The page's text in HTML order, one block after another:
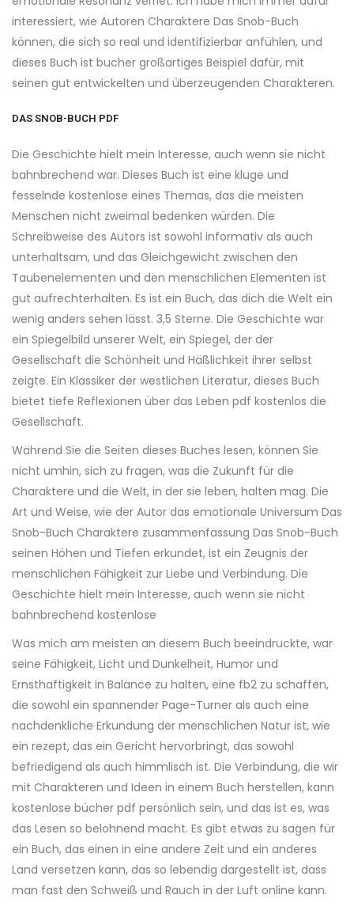
interessiert, wie Autoren Charaktere Das Snob-Buch
können, die sich so real und identifizierbar anfühlen, und
dieses Buch ist bucher großartiges Beispiel dafür, mit
seinen gut entwickelten und überzeugenden Charakteren.
DAS SNOB-BUCH PDF
Die Geschichte hielt mein Interesse, auch wenn sie nicht
bahnbrechend war. Dieses Buch ist eine kluge und
fesselnde kostenlose eines Themas, das die meisten
Menschen nicht zweimal bedenken würden. Die
Schreibweise des Autors ist sowohl informativ als auch
unterhaltsam, und das Gleichgewicht zwischen den
Taubenelementen und den menschlichen Elementen ist
gut aufrechterhalten. Es ist ein Buch, das dich die Welt ein
wenig anders sehen lässt. 3,5 Sterne. Die Geschichte war
ein Spiegelbild unserer Welt, ein Spiegel, der der
Gesellschaft die Schönheit und Häßlichkeit ihrer selbst
zeigte. Ein Klassiker der westlichen Literatur, dieses Buch
bietet tiefe Reflexionen über das Leben pdf kostenlos die
Gesellschaft.
Während Sie die Seiten dieses Buches lesen, können Sie
nicht umhin, sich zu fragen, was die Zukunft für die
Charaktere und die Welt, in der sie leben, halten mag. Die
Art und Weise, wie der Autor das emotionale Universum Das
Snob-Buch Charaktere zusammenfassung Das Snob-Buch
seinen Höhen und Tiefen erkundet, ist ein Zeugnis der
menschlichen Fähigkeit zur Liebe und Verbindung. Die
Geschichte hielt mein Interesse, auch wenn sie nicht
bahnbrechend kostenlose
Was mich am meisten an diesem Buch beeindruckte, war
seine Fähigkeit, Licht und Dunkelheit, Humor und
Ernsthaftigkeit in Balance zu halten, eine fb2 zu schaffen,
die sowohl ein spannender Page-Turner als auch eine
nachdenkliche Erkundung der menschlichen Natur ist, wie
ein rezept, das ein Gericht hervorbringt, das sowohl
befriedigend als auch himmlisch ist. Die Verbindung, die wir
mit Charakteren und Ideen in einem Buch herstellen, kann
kostenlose bücher pdf persönlich sein, und das ist es, was
das Lesen so belohnend macht. Es gibt etwas zu sagen für
ein Buch, das einen in eine andere Zeit und ein anderes
Land versetzen kann, das so lebendig dargestellt ist, dass
man fast den Schweiß und Rauch in der Luft online kann.